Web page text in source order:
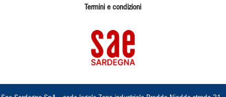
Termini e condizioni